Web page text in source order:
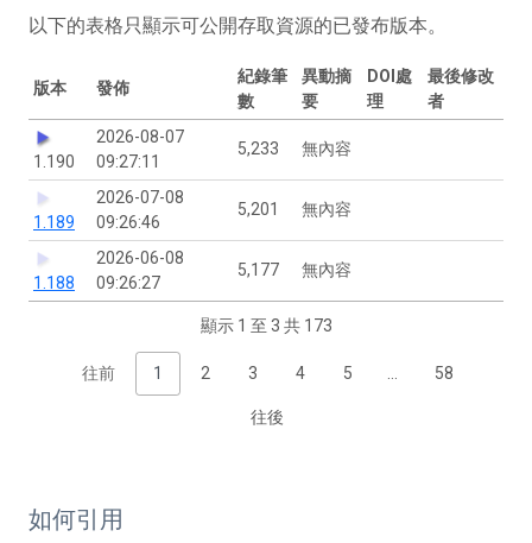
以下的表格只顯示可公開存取資源的已發布版本。
版本 發佈
紀錄筆
數
異動摘
要
DOI處
理
最後修改
者
1.190
2026-08-07
09:27:11
5,233 無內容
1.189
2026-07-08
09:26:46
5,201 無內容
1.188
2026-06-08
09:26:27
5,177 無內容
顯示 1 至 3 共 173
往前 1 2 3 4 5 58
往後
如何引用